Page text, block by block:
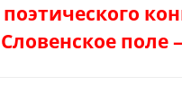
поэтического
поле